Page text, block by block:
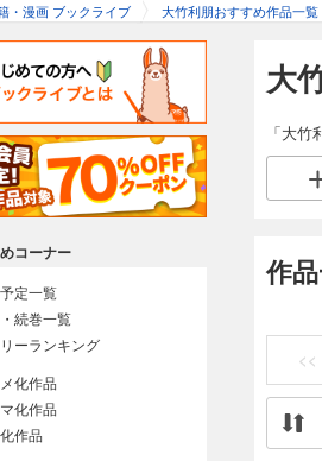
・漫画 ブックライブ 大竹利朋おすすめ作品一覧
大
「大竹
作
<<
コーナー
定一覧
続巻一覧
ーランキング
化作品
化作品
作品